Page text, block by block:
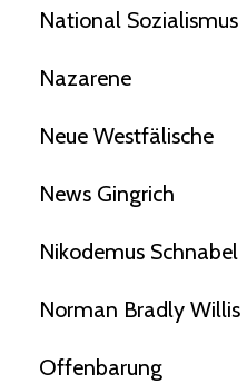
National Sozialismus
Nazarene
Neue Westfälische
News Gingrich
Nikodemus Schnabel
Norman Bradly Willis
Offenbarung